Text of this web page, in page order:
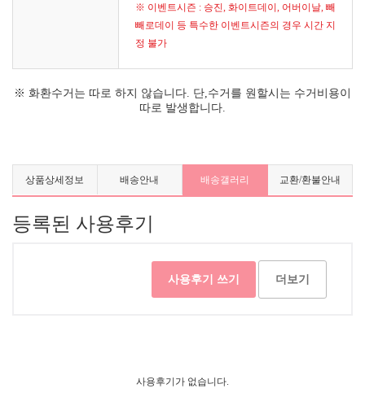
※ 이벤트시즌 : 승진, 화이트데이, 어버이날, 빼
빼로데이 등 특수한 이벤트시즌의 경우 시간 지
정 불가
※ 화환수거는 따로 하지 않습니다. 단,수거를 원할시는 수거비용이
따로 발생합니다.
상품상세정보 배송안내 배송갤러리 교환/환불안내
등록된 사용후기
사용후기 쓰기 더보기
사용후기가 없습니다.